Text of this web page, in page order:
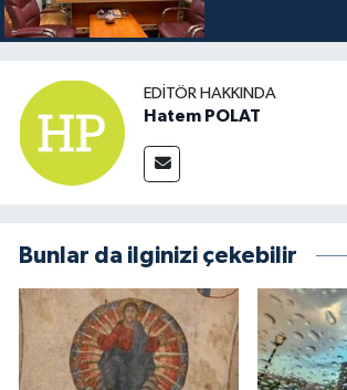
EDITÖR HAKKINDA
Hatem POLAT
Bunlar da ilginizi çekebilir